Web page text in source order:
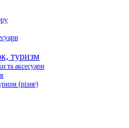
туризм
та аксесуари
(різне)